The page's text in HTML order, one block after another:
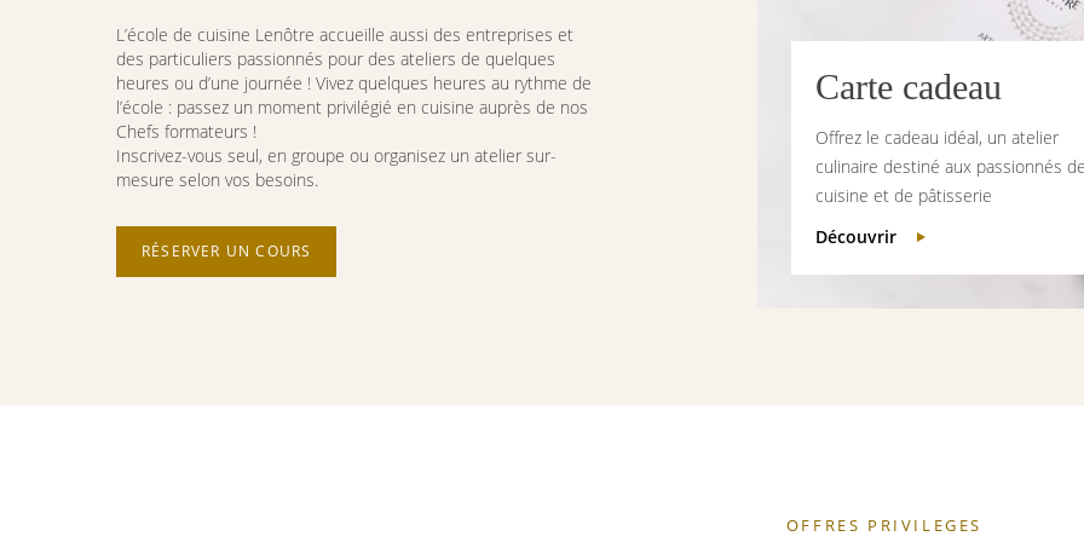
L’école de cuisine Lenôtre accueille aussi des entreprises et
des particuliers passionnés pour des ateliers de quelques
heures ou d’une journée ! Vivez quelques heures au rythme de
l’école : passez un moment privilégié en cuisine auprès de nos
Chefs formateurs !
Inscrivez-vous seul, en groupe ou organisez un atelier sur-
mesure selon vos besoins.
RÉSERVER UN COURS
Carte cadeau
Offrez le cadeau idéal, un atelier
culinaire destiné aux passionnés
cuisine et de pâtisserie
Découvrir
OFFRES PRIVILEGES